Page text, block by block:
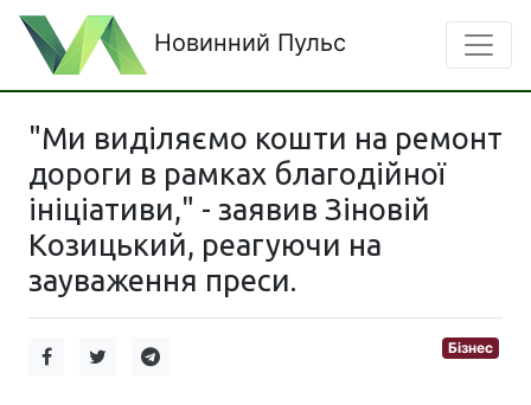
Новинний Пульс
"Ми виділяємо кошти на ремонт
дороги в рамках благодійної
ініціативи," - заявив Зіновій
Козицький, реагуючи на
зауваження преси.
Бізнес